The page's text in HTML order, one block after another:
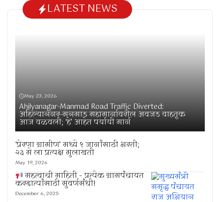
LATEST NEWS
May 23, 2026
Ahilyanagar-Manmad Road Traffic Diverted:
अहिल्यानगर-मनमाड महामार्गावरील अवजड वाहतूक
आज वळवली; ‘हे’ आहेत पर्यायी मार्ग
‘प्रेरणा ग्रामीण’ मध्ये ९ जागांसाठी भरती;
२३ मे ला प्रत्यक्ष मुलाखती
May 19, 2026
महत्वाची माहिती – प्रत्येक ग्रामपंचायत
करदात्यांसाठी सुवर्णसंधी!
December 6, 2025